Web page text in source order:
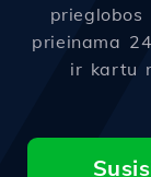
prieinama
ir kartu